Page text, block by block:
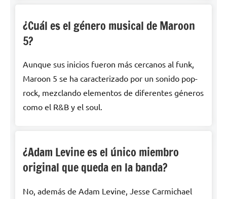
¿Cuál es el género musical de Maroon
5?
Aunque sus inicios fueron más cercanos al funk,
Maroon 5 se ha caracterizado por un sonido pop-
rock, mezclando elementos de diferentes géneros
como el R&B y el soul.
¿Adam Levine es el único miembro
original que queda en la banda?
No, además de Adam Levine, Jesse Carmichael